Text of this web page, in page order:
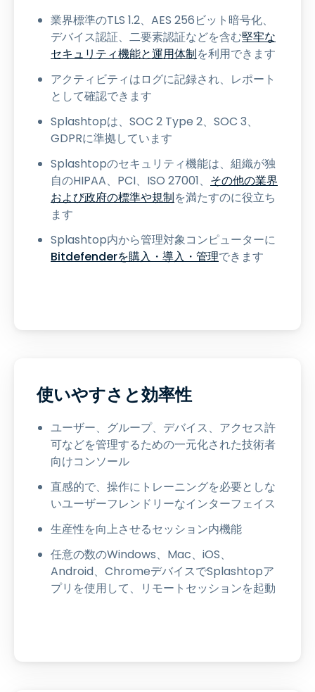
業界標準のTLS 1.2、AES 256ビット暗号化、
デバイス認証、二要素認証などを含む堅牢な
セキュリティ機能と運用体制を利用できます
アクティビティはログに記録され、レポート
として確認できます
Splashtopは、SOC 2 Type 2、SOC 3、
GDPRに準拠しています
Splashtopのセキュリティ機能は、組織が独
自のHIPAA、PCI、ISO 27001、 その他の業界
および政府の標準や規制を満たすのに役立ち
ます
Splashtop内から管理対象コンピューターに
Bitdefenderを購入・導入・管理できます
使いやすさと効率性
ユーザー、グループ、デバイス、アクセス許
可などを管理するための一元化された技術者
向けコンソール
直感的で、操作にトレーニングを必要としな
いユーザーフレンドリーなインターフェイス
生産性を向上させるセッション内機能
任意の数のWindows、Mac、iOS、
Android、ChromeデバイスでSplashtopア
プリを使用して、リモートセッションを起動